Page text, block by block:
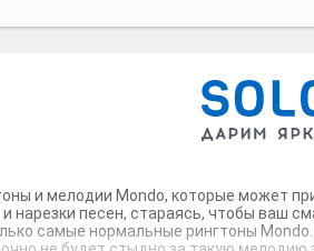
и мелодии Mondo, которые может
нарезки песен, стараясь, чтобы ваш
самые нормальные рингтоны